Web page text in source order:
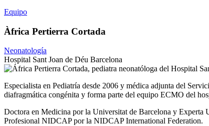
Equipo
Àfrica Pertierra Cortada
Neonatología
Hospital Sant Joan de Déu Barcelona
Especialista en Pediatría desde 2006 y médica adjunta del
diafragmática congénita y forma parte del equipo ECMO del
Doctora en Medicina por la Universitat de Barcelona y
Profesional NIDCAP por la NIDCAP International Federation.